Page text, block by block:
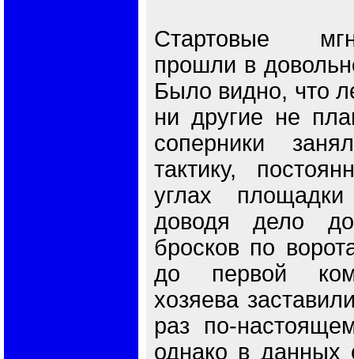
Стартовые
прошли в
Было видно, что
ни другие не
соперники
тактику,
углах
доводя дело до
бросков по
до первой
хозяева
раз по-
однако в данных